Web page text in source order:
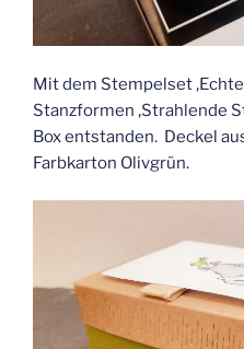
Mit dem Stempelset
Stanzformen ‚Strahlende
Box entstanden. Deckel
Farbkarton Olivgrün.